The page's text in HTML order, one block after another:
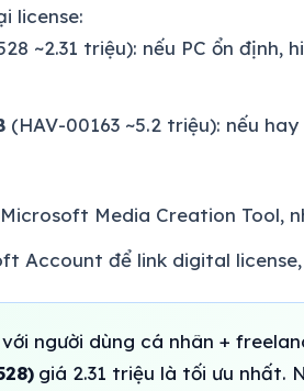
license:
~2.31 triệu): nếu PC ổn
(HAV-00163 ~5.2 triệu): nếu
Media Creation Tool,
Account để link digital
người dùng cá nhân +
giá 2.31 triệu là tối ưu nhất.